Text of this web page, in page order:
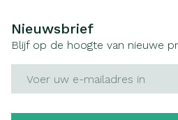
Nieuwsbrief
Blijf op de hoogte van nieuwe